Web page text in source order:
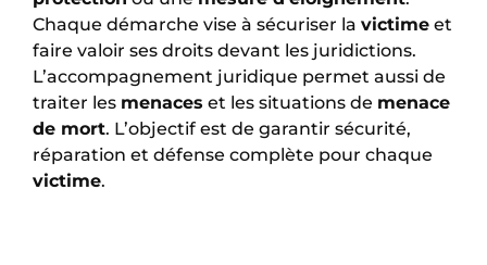
Chaque démarche vise à sécuriser la victime et
faire valoir ses droits devant les juridictions.
L’accompagnement juridique permet aussi de
traiter les menaces et les situations de menace
de mort. L’objectif est de garantir sécurité,
réparation et défense complète pour chaque
victime.